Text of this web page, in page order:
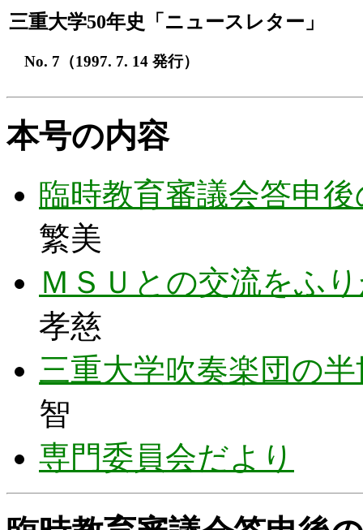
三重大学50年史「ニュースレター」
No. 7（1997. 7. 14 発行）
本号の内容
臨時教育審議会答申
繁美
ＭＳＵとの交流をふ
孝慈
三重大学吹奏楽団の
智
専門委員会だより